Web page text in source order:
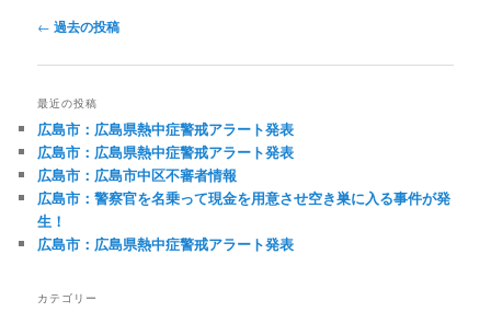
投
ナ
ー
シ
ョ
ン
← 過去の投稿
最近の投稿
広島市：広島県熱中症警戒アラート発表
広島市：広島県熱中症警戒アラート発表
広島市：広島市中区不審者情報
広島市：警察官を名乗って現金を用意させ空き巣に入る事件が発
生！
広島市：広島県熱中症警戒アラート発表
カテゴリー